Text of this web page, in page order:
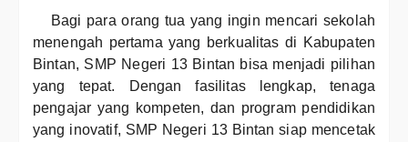
Bagi para orang tua yang ingin mencari sekolah
menengah pertama yang berkualitas di Kabupaten
Bintan, SMP Negeri 13 Bintan bisa menjadi pilihan
yang tepat. Dengan fasilitas lengkap, tenaga
pengajar yang kompeten, dan program pendidikan
yang inovatif, SMP Negeri 13 Bintan siap mencetak